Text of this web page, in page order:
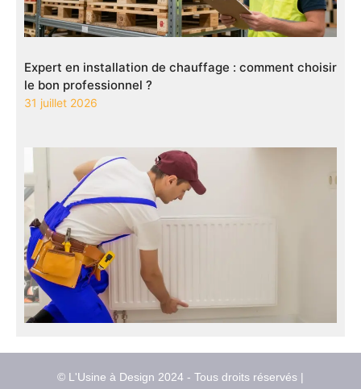
Expert en installation de chauffage : comment choisir
le bon professionnel ?
31 juillet 2026
© L'Usine à Design 2024 - Tous droits réservés |